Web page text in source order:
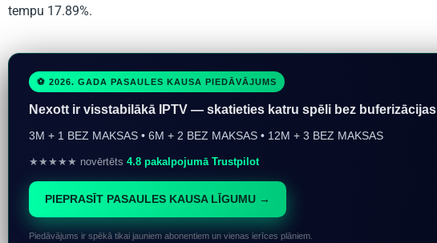
tempu 17.89%.
⚽ 2026. GADA PASAULES KAUSA PIEDĀVĀJUMS
Nexott ir visstabilākā IPTV — skatieties katru spēli bez buferizācijas
3M + 1 BEZ MAKSAS • 6M + 2 BEZ MAKSAS • 12M + 3 BEZ MAKSAS
★★★★★ novērtēts 4.8 pakalpojumā Trustpilot
PIEPRASĪT PASAULES KAUSA LĪGUMU →
Piedāvājums ir spēkā tikai jauniem abonentiem un vienas ierīces plāniem.